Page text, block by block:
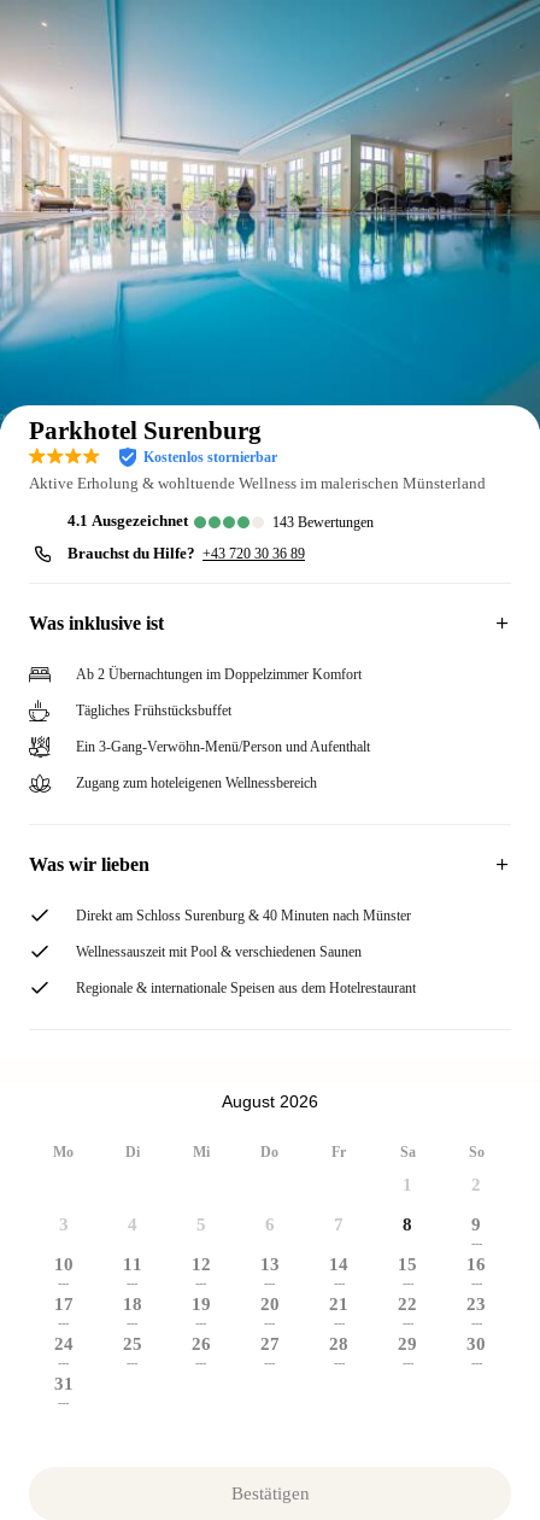
Parkhotel Surenburg
Kostenlos stornierbar
Aktive Erholung & wohltuende Wellness im malerischen Münsterland
4.1 ausgezeichnet 143 Bewertungen
Brauchst du Hilfe? +43 720 30 36 89
Was inklusive ist
Ab 2 Übernachtungen im Doppelzimmer Komfort
Tägliches Frühstücksbuffet
Ein 3-Gang-Verwöhn-Menü/Person und Aufenthalt
Zugang zum hoteleigenen Wellnessbereich
Was wir lieben
Direkt am Schloss Surenburg & 40 Minuten nach Münster
Wellnessauszeit mit Pool & verschiedenen Saunen
Regionale & internationale Speisen aus dem Hotelrestaurant
August 2026
Mo Di Mi Do Fr Sa So
1 2
3 4 5 6 7 8 9
---
10
---
11
---
12
---
13
---
14
---
15
---
16
---
17
---
18
---
19
---
20
---
21
---
22
---
23
---
24
---
25
---
26
---
27
---
28
---
29
---
30
---
31
---
Bestätigen